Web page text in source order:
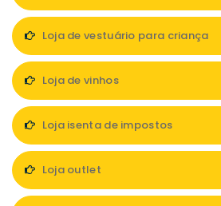
Loja de vestuário para criança
Loja de vinhos
Loja isenta de impostos
Loja outlet